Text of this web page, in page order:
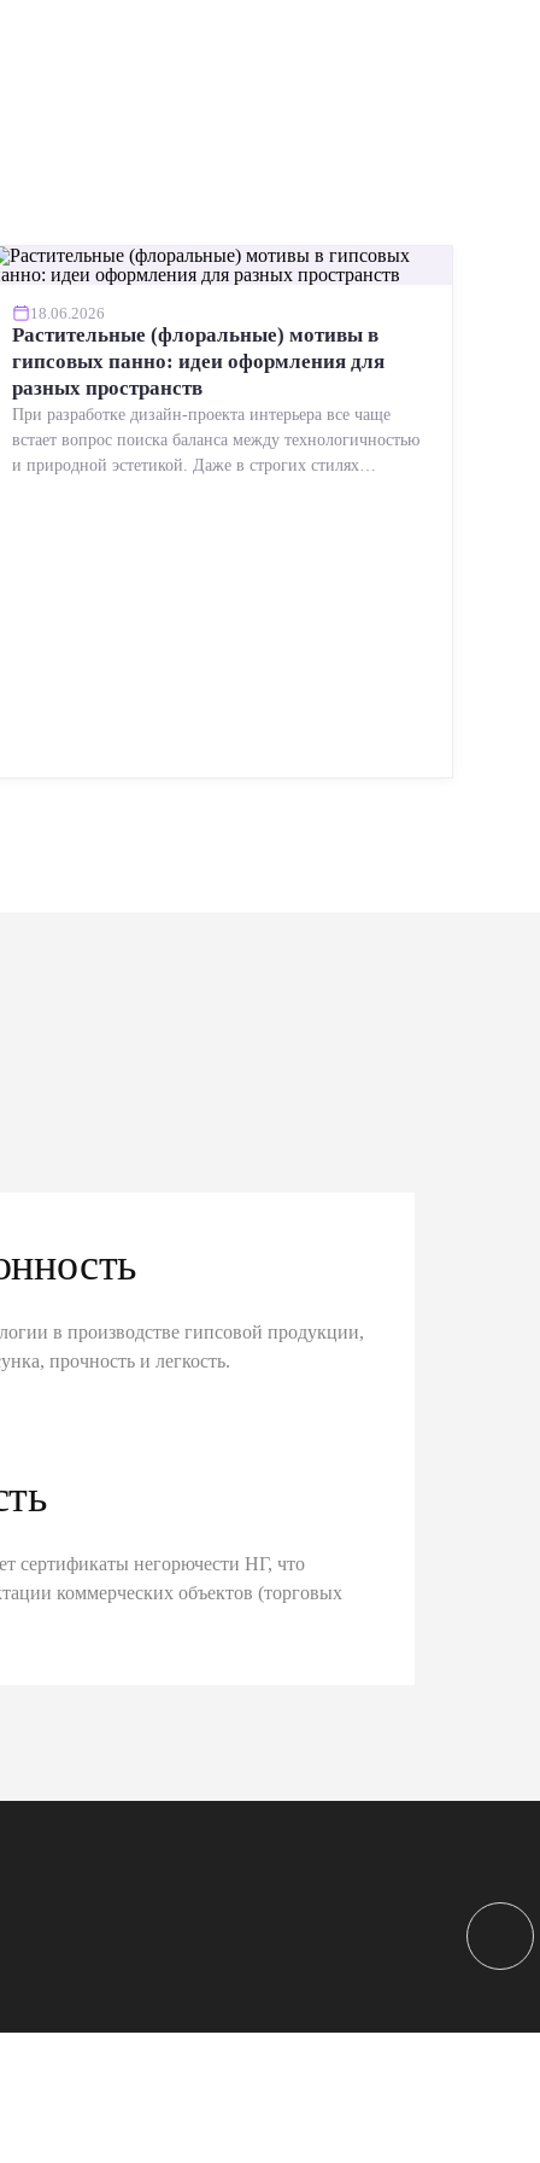
18.06.2026
Растительные (флоральные) мотивы в
гипсовых панно: идеи оформления для
разных пространств
При разработке дизайн-проекта интерьера все чаще
встает вопрос поиска баланса между технологичностью
и природной эстетикой. Даже в строгих стилях
в производстве гипсовой продукции,
прочность и легкость.
сертификаты негорючести НГ, что
коммерческих объектов (торговых